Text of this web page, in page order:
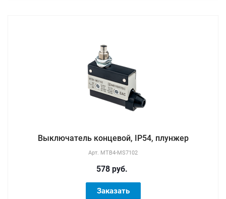
Выключатель концевой, IP54, плунжер
Арт. MTB4-MS7102
578 руб.
Заказать